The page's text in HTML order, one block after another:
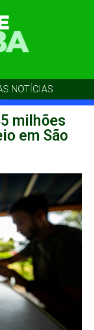
NOTÍCIAS
milhões
em São